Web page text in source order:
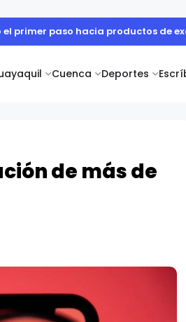
Cuenca Deportes
nacionales en la Academia
de más de